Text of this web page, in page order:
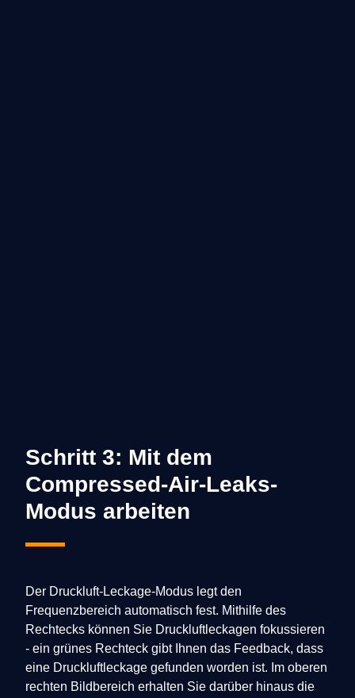
Schritt 3: Mit dem
Compressed-Air-Leaks-
Modus arbeiten
Der Druckluft-Leckage-Modus legt den
Frequenzbereich automatisch fest. Mithilfe des
Rechtecks können Sie Druckluftleckagen fokussieren
- ein grünes Rechteck gibt Ihnen das Feedback, dass
eine Druckluftleckage gefunden worden ist. Im oberen
rechten Bildbereich erhalten Sie darüber hinaus die